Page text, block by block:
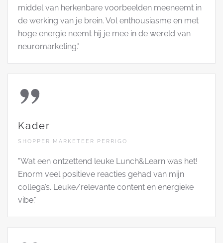
middel van herkenbare voorbeelden meeneemt in
de werking van je brein. Vol enthousiasme en met
hoge energie neemt hij je mee in de wereld van
neuromarketing."
Kader
SHOPPER MARKETEER PERRIGO
"Wat een ontzettend leuke Lunch&Learn was het!
Enorm veel positieve reacties gehad van mijn
collega’s. Leuke/relevante content en energieke
vibe."